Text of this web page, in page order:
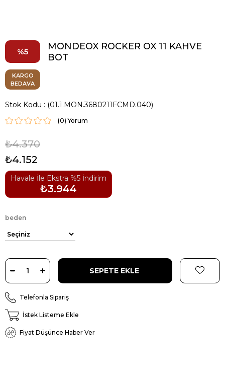
5
MONDEOX ROCKER OX 11 KAHVE
BOT
KARGO
BEDAVA
Stok Kodu (01.1.MON.3680211FCMD.040)
(0)
₺4.370
₺4.152
Havale İle Ekstra %5 İndirim
₺3.944
beden
Telefonla Sipariş
İstek Listeme Ekle
Fiyat Düşünce Haber Ver